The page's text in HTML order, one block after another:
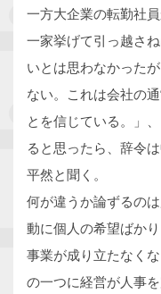
一方大企業の転勤社
一家挙げて引っ越さ
いとは思わなかった
ない。これは会社の
とを信じている。」
ると思ったら、辞令
平然と聞く。
何が違うか論ずるの
動に個人の希望ばか
事業が成り立たなく
の一つに経営が人事